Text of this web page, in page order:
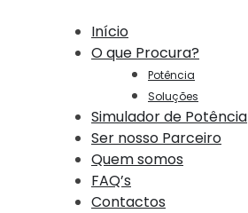
Início
O que Procura?
Potência
Soluções
Simulador de Potência
Ser nosso Parceiro
Quem somos
FAQ’s
Contactos